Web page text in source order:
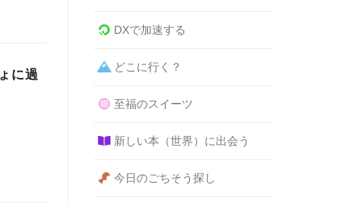
に過
DXで加速する
どこに行く？
至福のスイーツ
新しい本（世界）に出会う
今日のごちそう探し